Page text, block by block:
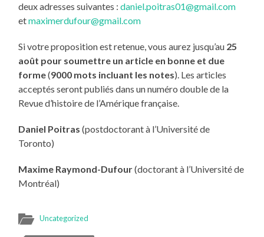
deux adresses suivantes :daniel.poitras01@gmail.com
etmaximerdufour@gmail.com
Si votre proposition est retenue, vous aurez jusqu’au 25
août pour soumettre un article en bonne et due
forme(9000 mots incluant les notes). Les articles
acceptés seront publiés dans un numéro double de la
Revue d’histoire de l’Amérique française.
Daniel Poitras (postdoctorant à l’Université de
Toronto)
Maxime Raymond-Dufour(doctorant à l’Université de
Montréal)
Uncategorized